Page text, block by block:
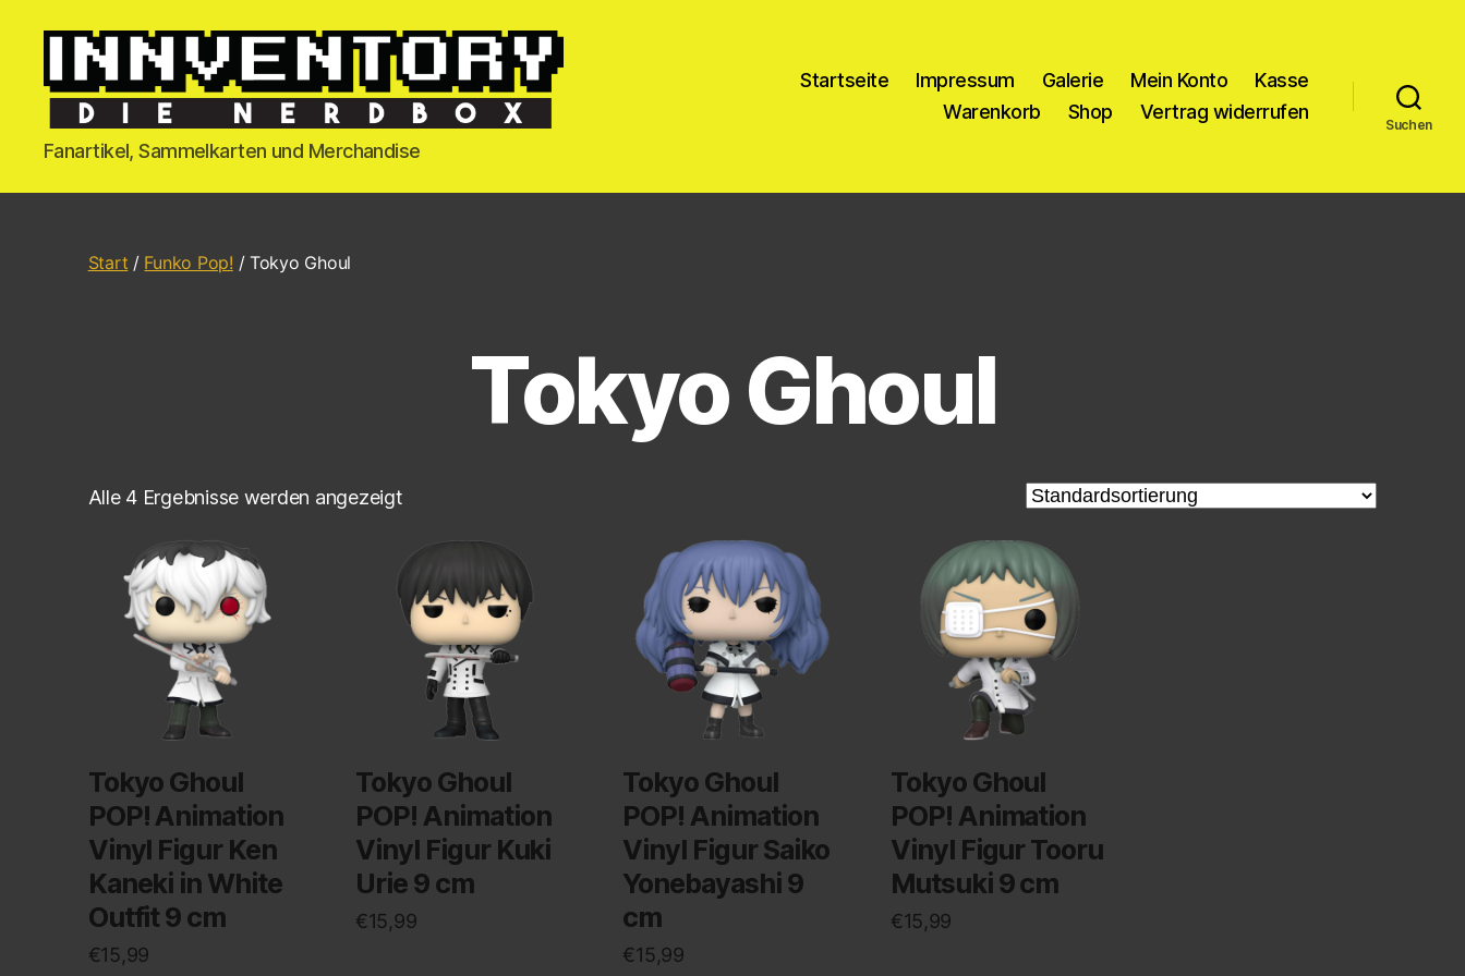
Fanartikel, Sammelkarten und Merchandise
Startseite Impressum Galerie Mein Konto
Kasse
Warenkorb
Shop Vertrag widerrufen
Suchen
Start / Funko Pop! / Tokyo Ghoul
Tokyo Ghoul
Alle 4 Ergebnisse werden angezeigt
Tokyo Ghoul
POP! Animation
Vinyl Figur Ken
Kaneki in White
Outfit 9 cm
€15,99
Tokyo Ghoul
POP! Animation
Vinyl Figur Kuki
Urie 9 cm
€15,99
Tokyo Ghoul
POP! Animation
Vinyl Figur Saiko
Yonebayashi 9
cm
€15,99
Tokyo Ghoul
POP! Animation
Vinyl Figur Tooru
Mutsuki 9 cm
€15,99